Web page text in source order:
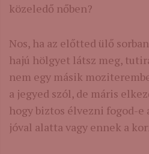
közeledő nőben?
Nos, ha az előtted ülő
hajú hölgyet látsz meg,
nem egy másik
a jegyed szól, de máris
hogy biztos élvezni fogod-e
jóval alatta vagy ennek a